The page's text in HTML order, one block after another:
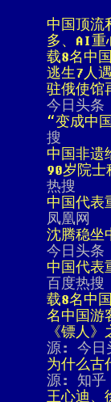
中国顶流
多、AI重
载8名中
逃生7人
驻俄使馆
今日头条
“变成中
搜
中国非遗
90岁院士
热搜
中国代表
凤凰网
沈腾稳坐
今日头条
中国代表
百度热搜
载8名中
名中国游
《镖人
源: 今日
为什么古
源: 知乎
王心迪、